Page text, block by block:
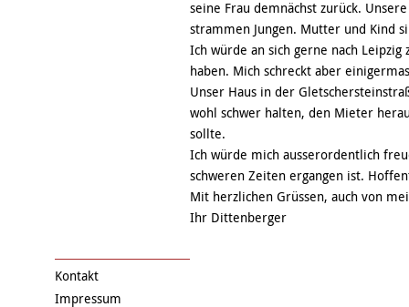
seine Frau demnächst zurück.
strammen Jungen. Mutter und Kind
Ich würde an sich gerne nach
haben. Mich schreckt aber
Unser Haus in der
wohl schwer halten, den Mieter
sollte.
Ich würde mich ausserordentlich
schweren Zeiten ergangen ist.
Mit herzlichen Grüssen, auch von
Ihr Dittenberger
Kontakt
Impressum